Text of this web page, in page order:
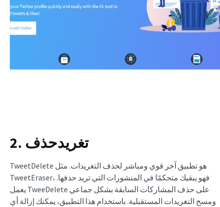
2. تغريدحذف
TweetDelete هو تطبيق آخر قوي ومباشر لحذف التغريدات. مثل
TweetEraser، فهو يبقيك متحكمًا في المنشورات التي تريد حذفها.
يعمل TweeDelete على حذف المشاركات السابقة بشكل جماعي
ومسح التغريدات المستقبلية. باستخدام هذا التطبيق، يمكنك إزالة أي